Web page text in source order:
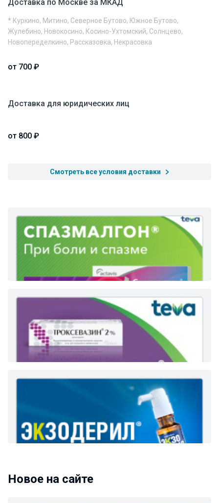
Доставка по Москве за МКАД
* Куркино, Митино, Северное Бутово, Южное Бутово,
Жулебино, Новокосино, Косино-Ухтомский, Солнцево,
Новопеределкино, Рассказовка, Некрасовка
от 700 ₽
Доставка для юридических лиц
от 800 ₽
Смотреть все условия доставки
Новое на сайте